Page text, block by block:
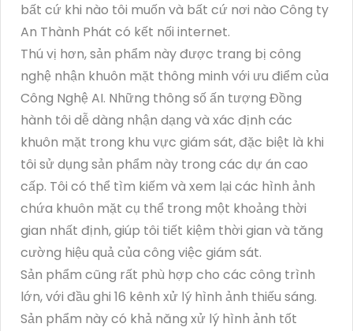
bất cứ khi nào tôi muốn và bất cứ nơi nào Công ty
An Thành Phát có kết nối internet.
Thú vị hơn, sản phẩm này được trang bị công
nghệ nhận khuôn mặt thông minh với ưu điểm của
Công Nghệ AI. Những thông số ấn tượng Đồng
hành tôi dễ dàng nhận dạng và xác định các
khuôn mặt trong khu vực giám sát, đặc biệt là khi
tôi sử dụng sản phẩm này trong các dự án cao
cấp. Tôi có thể tìm kiếm và xem lại các hình ảnh
chứa khuôn mặt cụ thể trong một khoảng thời
gian nhất định, giúp tôi tiết kiệm thời gian và tăng
cường hiệu quả của công việc giám sát.
Sản phẩm cũng rất phù hợp cho các công trình
lớn, với đầu ghi 16 kênh xử lý hình ảnh thiếu sáng.
Sản phẩm này có khả năng xử lý hình ảnh tốt